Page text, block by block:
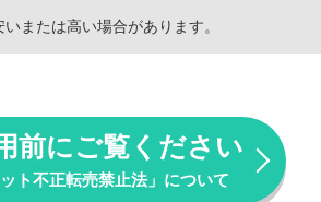
または高い場合があります。
前にご覧ください
ット不正転売禁止法」について